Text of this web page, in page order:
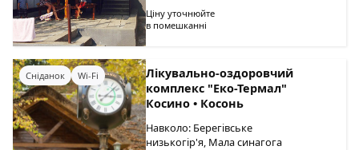
Ціну уточнюйте
в помешканні
Сніданок Wi-Fi
Лікувально-оздоровчий
комплекс "Еко-Термал"
Косино • Косонь
Навколо: Берегівське
низькогір'я, Мала синагога